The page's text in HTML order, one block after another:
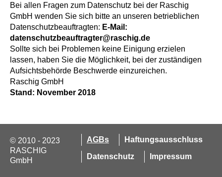
Bei allen Fragen zum Datenschutz bei der Raschig
GmbH wenden Sie sich bitte an unseren betrieblichen
Datenschutzbeauftragten: E-Mail:
datenschutzbeauftragter@raschig.de
Sollte sich bei Problemen keine Einigung erzielen
lassen, haben Sie die Möglichkeit, bei der zuständigen
Aufsichtsbehörde Beschwerde einzureichen.
Raschig GmbH
Stand: November 2018
© 2010 - 2023
RASCHIG
GmbH
AGBs
Haftungsausschluss
Datenschutz
Impressum